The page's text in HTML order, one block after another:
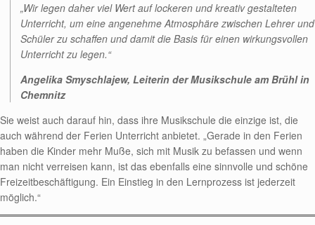
„Wir legen daher viel Wert auf lockeren und kreativ gestalteten
Unterricht, um eine angenehme Atmosphäre zwischen Lehrer und
Schüler zu schaffen und damit die Basis für einen wirkungsvollen
Unterricht zu legen.“
Angelika Smyschlajew, Leiterin der Musikschule am Brühl in
Chemnitz
Sie weist auch darauf hin, dass ihre Musikschule die einzige ist, die
auch während der Ferien Unterricht anbietet. „Gerade in den Ferien
haben die Kinder mehr Muße, sich mit Musik zu befassen und wenn
man nicht verreisen kann, ist das ebenfalls eine sinnvolle und schöne
Freizeitbeschäftigung. Ein Einstieg in den Lernprozess ist jederzeit
möglich.“